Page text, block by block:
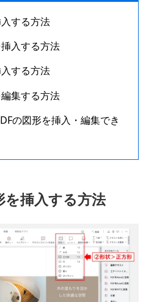
する方法
入する方法
する方法
集する方法
の図形を挿入・編集でき
を挿入する方法